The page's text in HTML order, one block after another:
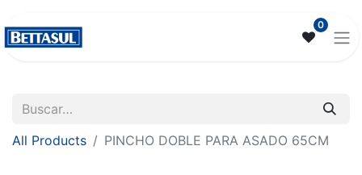
0
All Products PINCHO DOBLE PARA ASADO 65CM